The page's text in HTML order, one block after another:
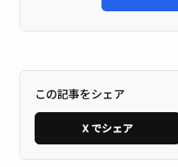
この記事をシェア
X でシェア